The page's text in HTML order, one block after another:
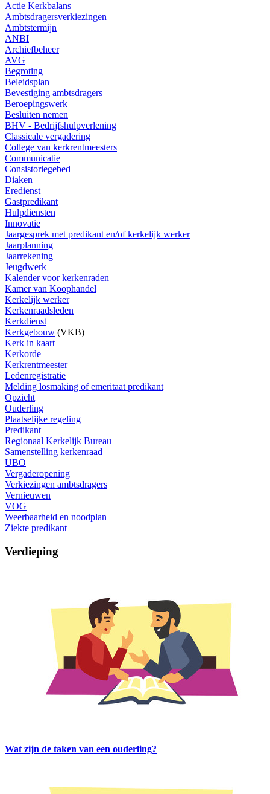
Actie Kerkbalans
Ambtsdragersverkiezingen
Ambtstermijn
ANBI
Archiefbeheer
AVG
Begroting
Beleidsplan
Bevestiging ambtsdragers
Beroepingswerk
Besluiten nemen
BHV - Bedrijfshulpverlening
Classicale vergadering
College van kerkrentmeesters
Communicatie
Consistoriegebed
Diaken
Eredienst
Gastpredikant
Hulpdiensten
Innovatie
Jaargesprek met predikant en/of kerkelijk werker
Jaarplanning
Jaarrekening
Jeugdwerk
Kalender voor kerkenraden
Kamer van Koophandel
Kerkelijk werker
Kerkenraadsleden
Kerkdienst
Kerkgebouw (VKB)
Kerk in kaart
Kerkorde
Kerkrentmeester
Ledenregistratie
Melding losmaking of emeritaat predikant
Opzicht
Ouderling
Plaatselijke regeling
Predikant
Regionaal Kerkelijk Bureau
Samenstelling kerkenraad
UBO
Vergaderopening
Verkiezingen ambtsdragers
Vernieuwen
VOG
Weerbaarheid en noodplan
Ziekte predikant
Verdieping
Wat zijn de taken van een ouderling?